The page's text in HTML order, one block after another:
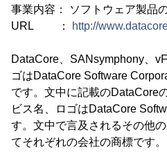
事業内容： ソフトウェア製品
URL ：
http://
DataCore、SANsymphony、
ゴはDataCore Software
です。文中に記載のDataCore
ビス名、ロゴはDataCore
す。文中で言及されるその他
てそれぞれの会社の商標です。